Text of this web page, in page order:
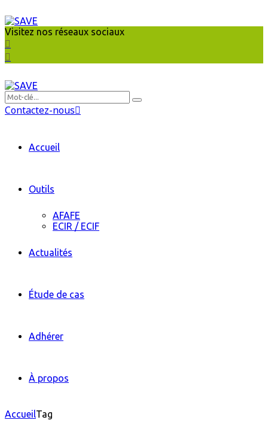
Visitez nos réseaux sociaux
Contactez-nous
Accueil
Outils
AFAFE
ECIR / ECIF
Actualités
Étude de cas
Adhérer
À propos
AccueilTag